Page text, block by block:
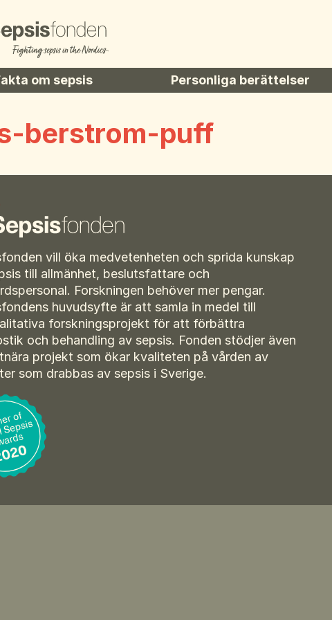
om sepsis
hos barn
historik
utskrivning
För amputerade
Personliga berättelser
berstrom-puff
vill öka medvetenheten och sprida kunskap
till allmänhet, beslutsfattare och
Forskningen behöver mer pengar.
huvudsyfte är att samla in medel till
forskningsprojekt för att förbättra
och behandling av sepsis. Fonden stödjer även
projekt som ökar kvaliteten på vården av
som drabbas av sepsis i Sverige.